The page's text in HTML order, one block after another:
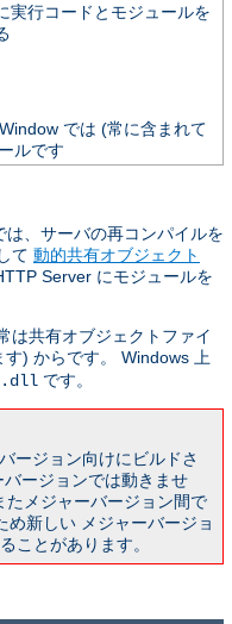
実行コードとモジュールを
では (常に含まれて
ルです
、サーバの再コンパイルを
て 動的共有オブジェクト
Server にモジュールを
は共有オブジェクトファイ
) からです。 Windows 上
.dll です。
ージョン向けにビルドさ
ージョンでは動きませ
メジャーバージョン間で
め新しい メジャーバージョ
ことがあります。